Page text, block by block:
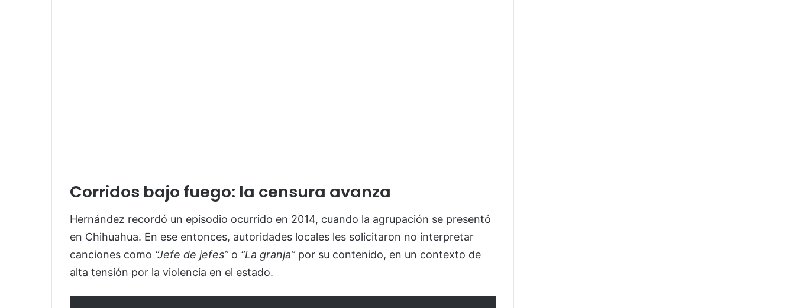
Corridos bajo fuego: la censura avanza
Hernández recordó un episodio ocurrido en 2014, cuando la agrupación se presentó
en Chihuahua. En ese entonces, autoridades locales les solicitaron no interpretar
canciones como “Jefe de jefes”o “La granja”por su contenido, en un contexto de
alta tensión por la violencia en el estado.